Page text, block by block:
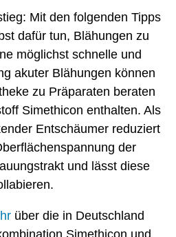
Mit den folgenden Tipps
dafür tun, Blähungen zu
möglichst schnelle und
akuter Blähungen können
zu Präparaten beraten
Simethicon enthalten. Als
Entschäumer reduziert
der
und lässt diese
über die in Deutschland
Simethicon und